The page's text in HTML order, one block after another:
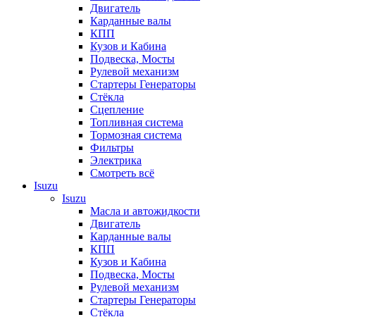
Двигатель
Карданные валы
КПП
Кузов и Кабина
Подвеска, Мосты
Рулевой механизм
Стартеры Генераторы
Стёкла
Сцепление
Топливная система
Тормозная система
Фильтры
Электрика
Смотреть всё
Isuzu
Isuzu
Масла и автожидкости
Двигатель
Карданные валы
КПП
Кузов и Кабина
Подвеска, Мосты
Рулевой механизм
Стартеры Генераторы
Стёкла